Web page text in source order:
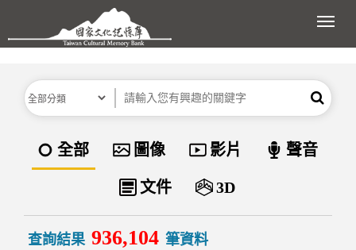
跳到主要內容區塊
展
分類 關鍵字 搜尋
資料類型
全部 圖像 影片 聲音
文件 3D
查詢結果 936,104 筆資料